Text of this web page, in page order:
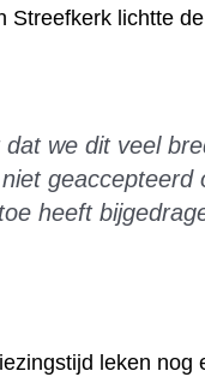
Streefkerk lichtte de
we dit veel
heeft
leken nog